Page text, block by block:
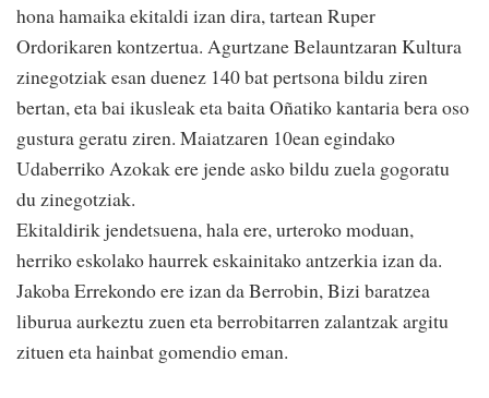
hona hamaika ekitaldi izan dira, tartean Ruper
Ordorikaren kontzertua. Agurtzane Belauntzaran Kultura
zinegotziak esan duenez 140 bat pertsona bildu ziren
bertan, eta bai ikusleak eta baita Oñatiko kantaria bera oso
gustura geratu ziren. Maiatzaren 10ean egindako
Udaberriko Azokak ere jende asko bildu zuela gogoratu
du zinegotziak.
Ekitaldirik jendetsuena, hala ere, urteroko moduan,
herriko eskolako haurrek eskainitako antzerkia izan da.
Jakoba Errekondo ere izan da Berrobin, Bizi baratzea
liburua aurkeztu zuen eta berrobitarren zalantzak argitu
zituen eta hainbat gomendio eman.